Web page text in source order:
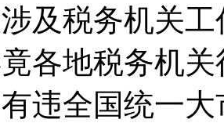
及税务机关
各地税务机
违全国统一